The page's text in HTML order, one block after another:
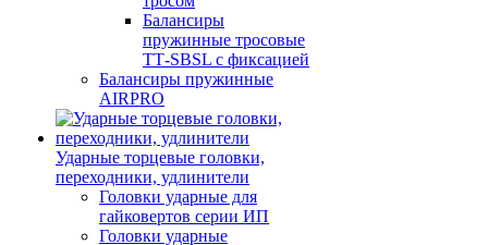
Балансиры
пружинные тросовые
ТТ-SBSL с фиксацией
Балансиры пружинные
AIRPRO
Ударные торцевые головки,
переходники, удлинители
Головки ударные для
гайковертов серии ИП
Головки ударные